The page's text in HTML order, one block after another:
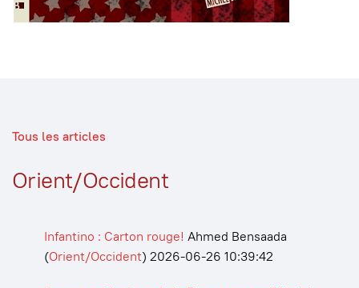
Tous les articles
Orient/Occident
Infantino : Carton rouge! Ahmed Bensaada
(Orient/Occident) 2026-06-26 10:39:42